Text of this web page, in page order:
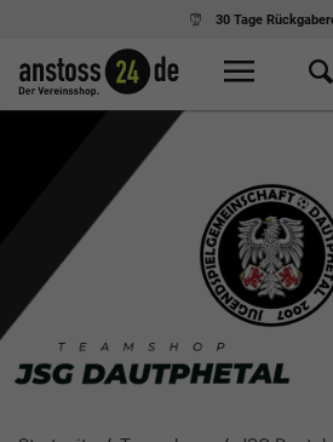
Ab 75,- € Einkauf